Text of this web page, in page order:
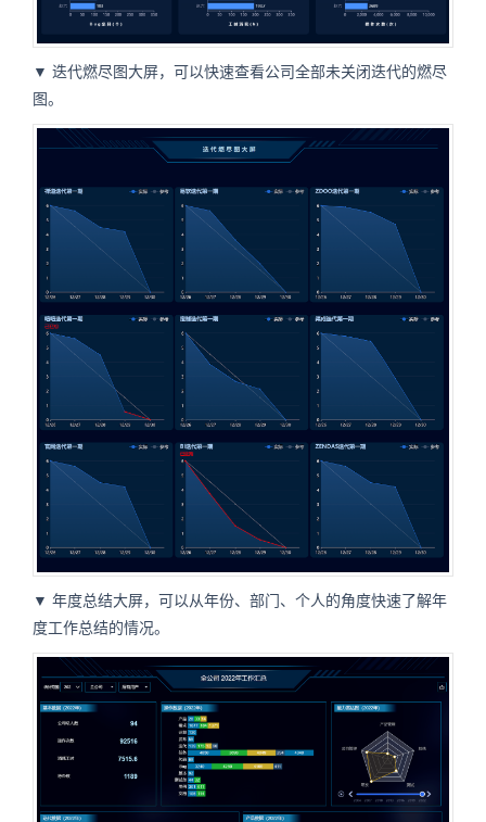
▼ 迭代燃尽图大屏，可以快速查看公司全部未关闭迭代的燃尽
图。
▼ 年度总结大屏，可以从年份、部门、个人的角度快速了解年
度工作总结的情况。